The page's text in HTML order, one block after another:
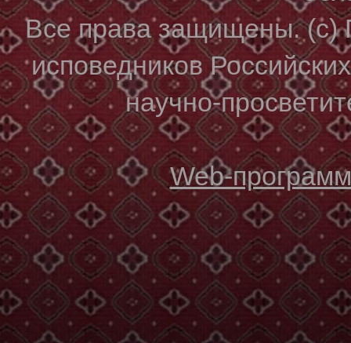
Все права защищены. (с)
исповедников
научно-
Web-